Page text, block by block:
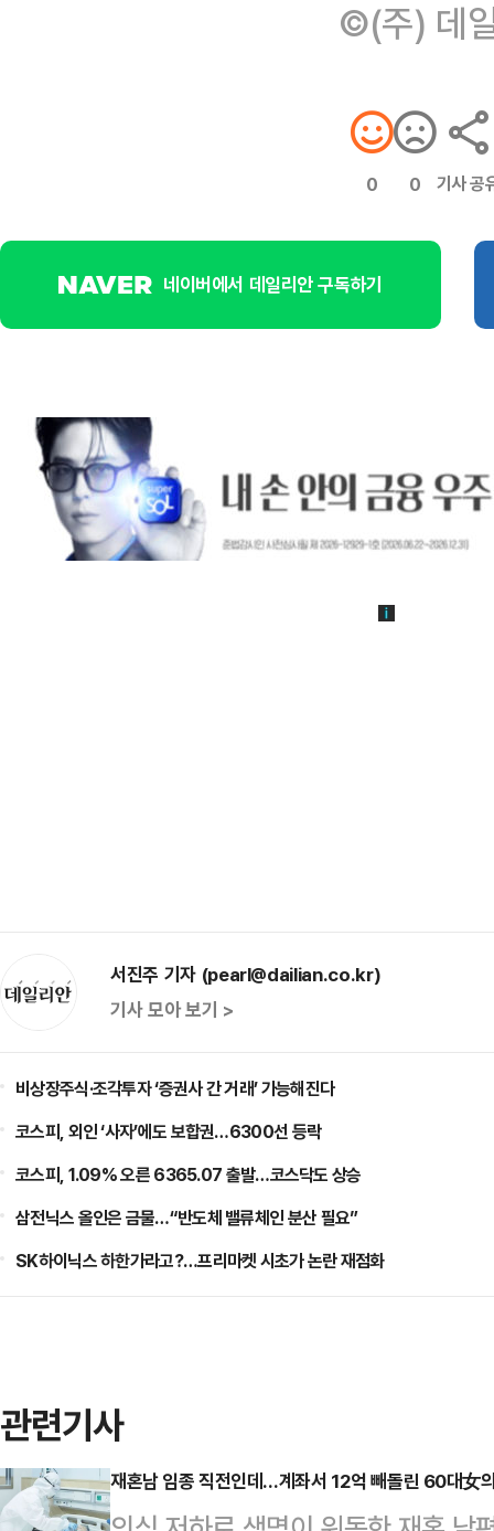
©(주) 데
0 0 기사 공
네이버에서 데일리안 구독하기
서진주 기자 (pearl@dailian.co.kr)
기사 모아 보기 >
비상장주식·조각투자 ‘증권사 간 거래’ 가능해진다
코스피, 외인 ‘사자’에도 보합권…6300선 등락
코스피, 1.09% 오른 6365.07 출발…코스닥도 상승
삼전닉스 올인은 금물…“반도체 밸류체인 분산 필요”
SK하이닉스 하한가라고?…프리마켓 시초가 논란 재점화
관련기사
재혼남 임종 직전인데…계좌서 12억 빼돌린 60대女